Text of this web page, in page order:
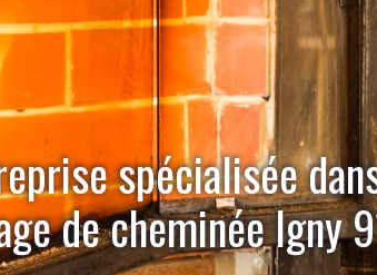
spécialisée
de cheminée Igny